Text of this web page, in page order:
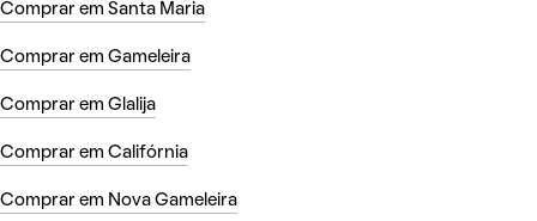
Comprar em Santa Maria
Comprar em Gameleira
Comprar em Glalija
Comprar em Califórnia
Comprar em Nova Gameleira